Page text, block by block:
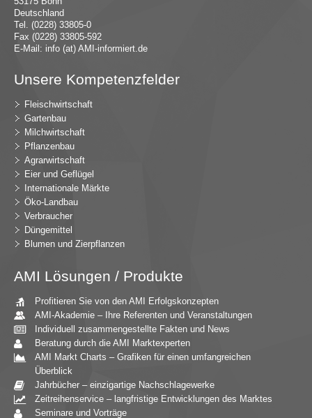
Deutschland
Tel. (0228) 33805-0
Fax (0228) 33805-592
E-Mail: info (at) AMI-informiert.de
Unsere Kompetenzfelder
Fleischwirtschaft
Gartenbau
Milchwirtschaft
Pflanzenbau
Agrarwirtschaft
Eier und Geflügel
Internationale Märkte
Öko-Landbau
Verbraucher
Düngemittel
Blumen und Zierpflanzen
AMI Lösungen / Produkte
Profitieren Sie von den AMI Erfolgskonzepten
AMI-Akademie – Ihre Referenten und Veranstaltungen
Individuell zusammengestellte Fakten und News
Beratung durch die AMI Marktexperten
AMI Markt Charts – Grafiken für einen umfangreichen
Überblick
Jahrbücher – einzigartige Nachschlagewerke
Zeitreihenservice – langfristige Entwicklungen des Marktes
Seminare und Vorträge